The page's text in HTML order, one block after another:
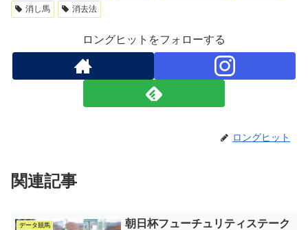
消し馬
消去法
ロングヒットをフォローする
ロングヒット
関連記事
データ競馬
朝日杯フューチュリティステーク